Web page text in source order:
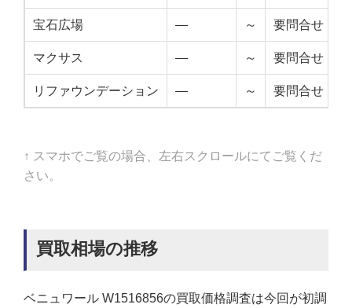
宝石広場 — ～ 要問合せ
マクサス — ～ 要問合せ
リファウンデーション — ～ 要問合せ
↑ スマホでご覧の場合、左右スクロールにてご覧くだ
さい。
買取相場の推移
ベニュワール W1516856の買取価格調査は今回が初調